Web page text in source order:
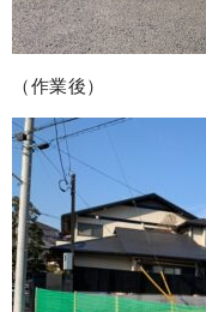
（作業後）